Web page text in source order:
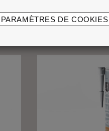
PARAMÈTRES DE COOKIES